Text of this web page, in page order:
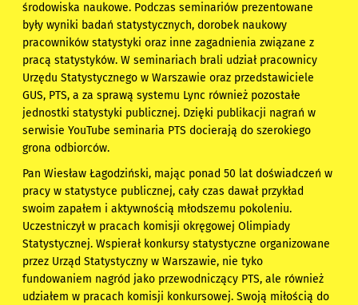
środowiska naukowe. Podczas seminariów prezentowane
były wyniki badań statystycznych, dorobek naukowy
pracowników statystyki oraz inne zagadnienia związane z
pracą statystyków. W seminariach brali udział pracownicy
Urzędu Statystycznego w Warszawie oraz przedstawiciele
GUS, PTS, a za sprawą systemu Lync również pozostałe
jednostki statystyki publicznej. Dzięki publikacji nagrań w
serwisie YouTube seminaria PTS docierają do szerokiego
grona odbiorców.
Pan Wiesław Łagodziński, mając ponad 50 lat doświadczeń w
pracy w statystyce publicznej, cały czas dawał przykład
swoim zapałem i aktywnością młodszemu pokoleniu.
Uczestniczył w pracach komisji okręgowej Olimpiady
Statystycznej. Wspierał konkursy statystyczne organizowane
przez Urząd Statystyczny w Warszawie, nie tyko
fundowaniem nagród jako przewodniczący PTS, ale również
udziałem w pracach komisji konkursowej. Swoją miłością do